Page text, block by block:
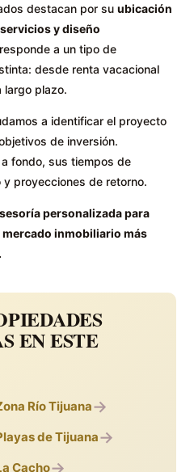
destacan por suubicación
y diseño
a un tipo de
desde renta vacacional
largo plazo.
a identificar el proyecto
de inversión.
fondo, sus tiempos de
proyecciones de retorno.
personalizada para
inmobiliario más
EN ESTE
Río Tijuana→
de Tijuana→
Cacho→